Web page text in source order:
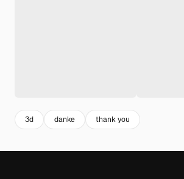
3d danke thank you